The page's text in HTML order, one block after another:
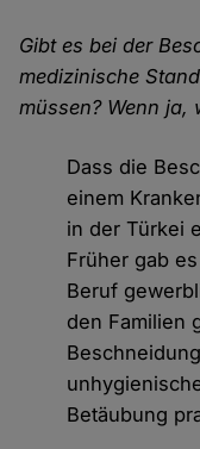
Gibt es bei der
medizinische
müssen? Wenn ja,
Dass die
einem
in der Türkei
Früher gab
Beruf
den Familien
Betäubung